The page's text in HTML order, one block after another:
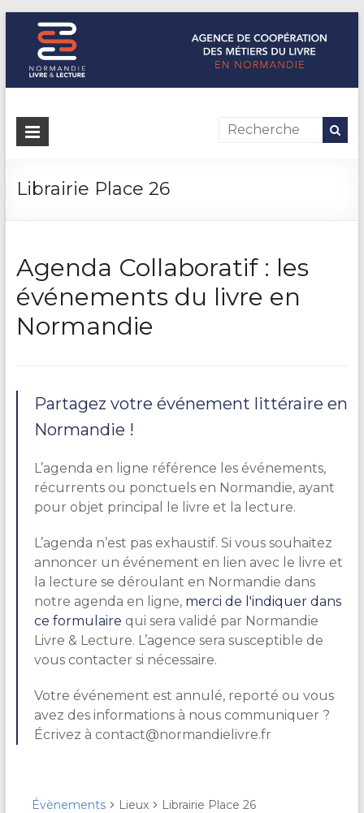
Normandie Livre & Lecture
L'agence de coopération des métiers du livre en Normandie
Librairie Place 26
Agenda Collaboratif : les
événements du livre en
Normandie
Partagez votre événement littéraire en
Normandie !
L’agenda en ligne référence les événements,
récurrents ou ponctuels en Normandie, ayant
pour objet principal le livre et la lecture.
L’agenda n’est pas exhaustif. Si vous souhaitez
annoncer un événement en lien avec le livre et
la lecture se déroulant en Normandie dans
notre agenda en ligne, merci de l'indiquer dans
ce formulaire qui sera validé par Normandie
Livre & Lecture. L’agence sera susceptible de
vous contacter si nécessaire.
Votre événement est annulé, reporté ou vous
avez des informations à nous communiquer ?
Écrivez à contact@normandielivre.fr
Évènements Lieux Librairie Place 26